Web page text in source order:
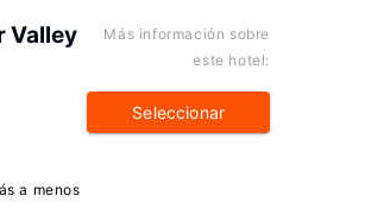
Valley
a menos
Más información sobre
este hotel:
Seleccionar